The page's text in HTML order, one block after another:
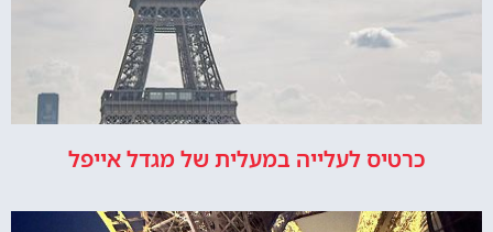
כרטיס לעלייה במעלית של מגדל אייפל